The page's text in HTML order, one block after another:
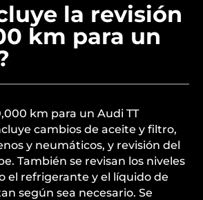
la revisión
km para un
km para un Audi TT
cambios de aceite y filtro,
y neumáticos, y revisión del
También se revisan los niveles
el refrigerante y el líquido de
según sea necesario. Se